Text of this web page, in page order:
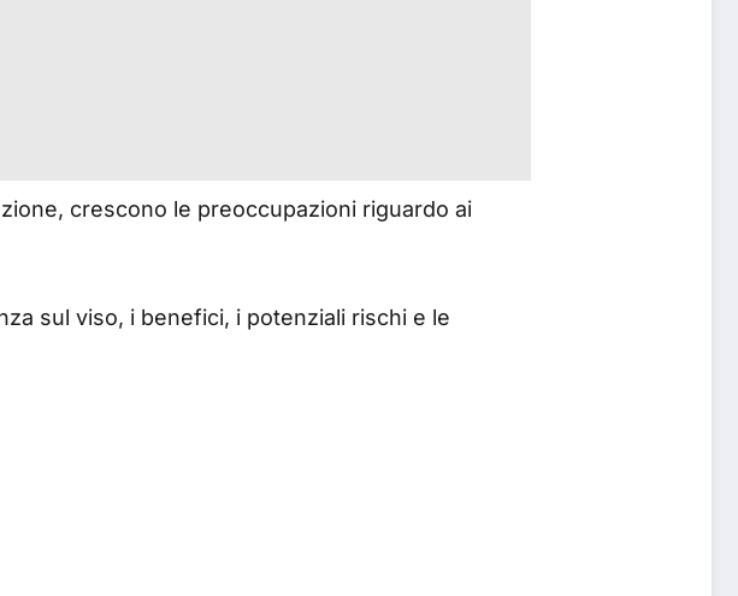
crescono le preoccupazioni riguardo ai
sul viso, i benefici, i potenziali rischi e le